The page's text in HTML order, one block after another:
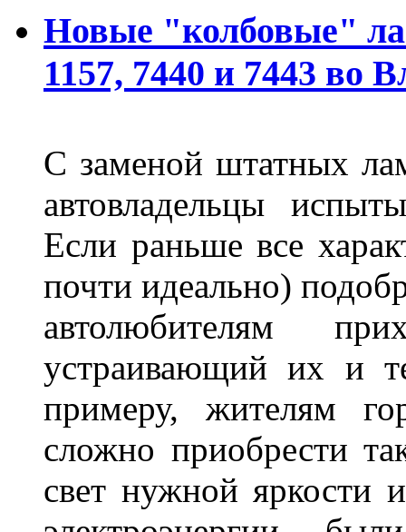
Новые "колбовые"
1157, 7440 и 7443 во
С заменой штатных
автовладельцы
Если раньше все
почти идеально)
автолюбителям
устраивающий их и
примеру, жителям
сложно приобрести
свет нужной яркости